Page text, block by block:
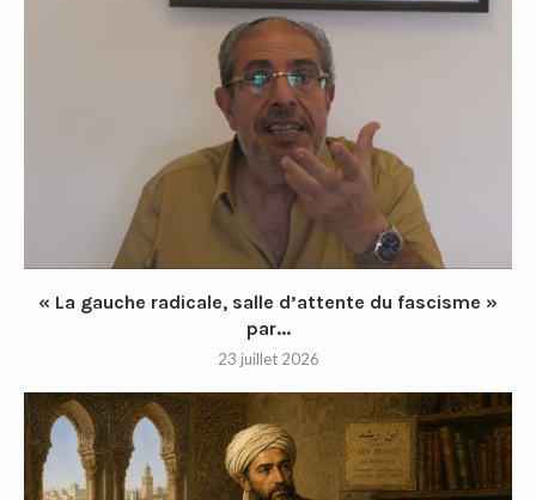
« La gauche radicale, salle d’attente du fascisme »
par...
23 juillet 2026